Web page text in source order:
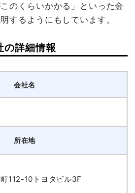
のくらいかかる」といった金
するようにもしています。
の詳細情報
会社名
所在地
112-10トヨタビル3F